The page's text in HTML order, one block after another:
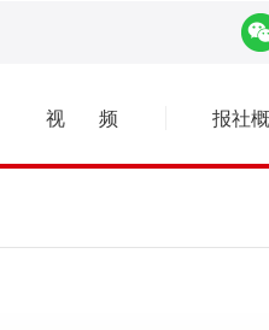
视 频 报社
家万户
生命
动家庭健康
“光明守护者”
共建共享无烟环境
康中国
健康
美天使”
在身边